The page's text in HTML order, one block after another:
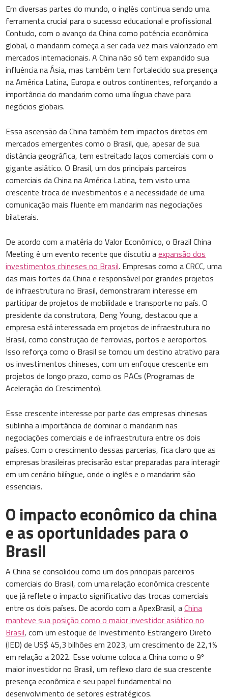
Em diversas partes do mundo, o inglês continua sendo uma
ferramenta crucial para o sucesso educacional e profissional.
Contudo, com o avanço da China como potência econômica
global, o mandarim começa a ser cada vez mais valorizado em
mercados internacionais. A China não só tem expandido sua
influência na Ásia, mas também tem fortalecido sua presença
na América Latina, Europa e outros continentes, reforçando a
importância do mandarim como uma língua chave para
negócios globais.
Essa ascensão da China também tem impactos diretos em
mercados emergentes como o Brasil, que, apesar de sua
distância geográfica, tem estreitado laços comerciais com o
gigante asiático. O Brasil, um dos principais parceiros
comerciais da China na América Latina, tem visto uma
crescente troca de investimentos e a necessidade de uma
comunicação mais fluente em mandarim nas negociações
bilaterais.
De acordo com a matéria do Valor Econômico, o Brazil China
Meeting é um evento recente que discutiu aexpansão dos
investimentos chineses no Brasil. Empresas como aCRCC, uma
das mais fortes da China e responsável por grandes projetos
de infraestrutura no Brasil, demonstraram interesse em
participar de projetos de mobilidade e transporte no país. O
presidente da construtora, Deng Young, destacou que a
empresa está interessada em projetos de infraestrutura no
Brasil, como construção de ferrovias, portos e aeroportos.
Isso reforça como o Brasil se tornou um destino atrativo para
os investimentos chineses, com um enfoque crescente em
projetos de longo prazo, como os PACs (Programas de
Aceleração do Crescimento).
Esse crescente interesse por parte das empresas chinesas
sublinha a importância de dominar o mandarim nas
negociações comerciais e de infraestrutura entre os dois
países. Com o crescimento dessas parcerias, fica claro que as
empresas brasileiras precisarão estar preparadas para interagir
em um cenário bilíngue, onde o inglês e o mandarim são
essenciais.
O impacto econômico da china
e as oportunidades para o
Brasil
A China se consolidou como um dos principais parceiros
comerciais do Brasil, com uma relação econômica crescente
que já reflete o impacto significativo das trocas comerciais
entre os dois países. De acordo com a ApexBrasil, aChina
manteve sua posição como o maior investidor asiático no
Brasil, com um estoque de Investimento Estrangeiro Direto
(IED) de US$ 45,3 bilhões em 2023, um crescimento de 22,1%
em relação a 2022. Esse volume coloca a China como o 9º
maior investidor no Brasil, um reflexo claro de sua crescente
presença econômica e seu papel fundamental no
desenvolvimento de setores estratégicos.